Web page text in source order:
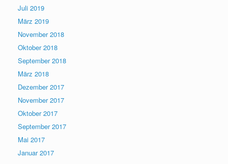
Juli 2019
März 2019
November 2018
Oktober 2018
September 2018
März 2018
Dezember 2017
November 2017
Oktober 2017
September 2017
Mai 2017
Januar 2017